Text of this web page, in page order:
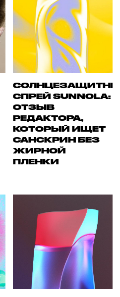
СПРЕЙ SUNNOLA:
ОТЗЫВ
РЕДАКТОРА,
КОТОРЫЙ ИЩЕТ
САНСКРИН БЕЗ
ЖИРНОЙ
ПЛЕНКИ